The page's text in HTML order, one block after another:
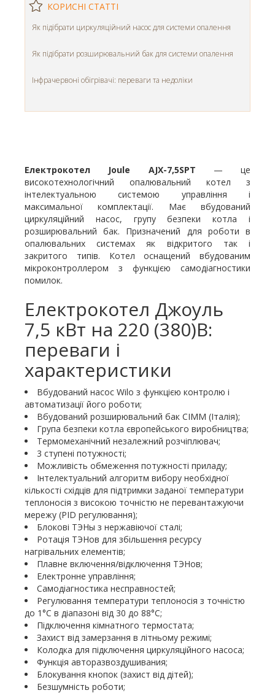
КОРИСНІ СТАТТІ
Як підібрати циркуляційний насос для системи опалення
Як підібрати розширювальний бак для системи опалення
Інфрачервоні обігрівачі: переваги та недоліки
Електрокотел Joule AJX-7,5SPT — це
високотехнологічний опалювальний котел з
інтелектуальною системою управління і
максимальної комплектації. Має вбудований
циркуляційний насос, групу безпеки котла і
розширювальний бак. Призначений для роботи в
опалювальних системах як відкритого так і
закритого типів. Котел оснащений вбудованим
мікроконтроллером з функцією самодіагностики
помилок.
Електрокотел Джоуль
7,5 кВт на 220 (380)В:
переваги і
характеристики
Вбудований насос Wilo з функцією контролю і
автоматизації його роботи;
Вбудований розширювальний бак CIMM (Італія);
Група безпеки котла європейського виробництва;
Термомеханічний незалежний розчіплювач;
3 ступені потужності;
Можливість обмеження потужності приладу;
Інтелектуальний алгоритм вибору необхідної
кількості східців для підтримки заданої температури
теплоносія з високою точністю не перевантажуючи
мережу (PID регулювання);
Блокові ТЭНы з нержавіючої сталі;
Ротація ТЭНов для збільшення ресурсу
нагрівальних елементів;
Плавне включення/відключення ТЭНов;
Електронне управління;
Самодіагностика несправностей;
Регулювання температури теплоносія з точністю
до 1°C в діапазоні від 30 до 88°C;
Підключення кімнатного термостата;
Захист від замерзання в літньому режимі;
Колодка для підключення циркуляційного насоса;
Функція авторазвоздушивания;
Блокування кнопок (захист від дітей);
Безшумність роботи;